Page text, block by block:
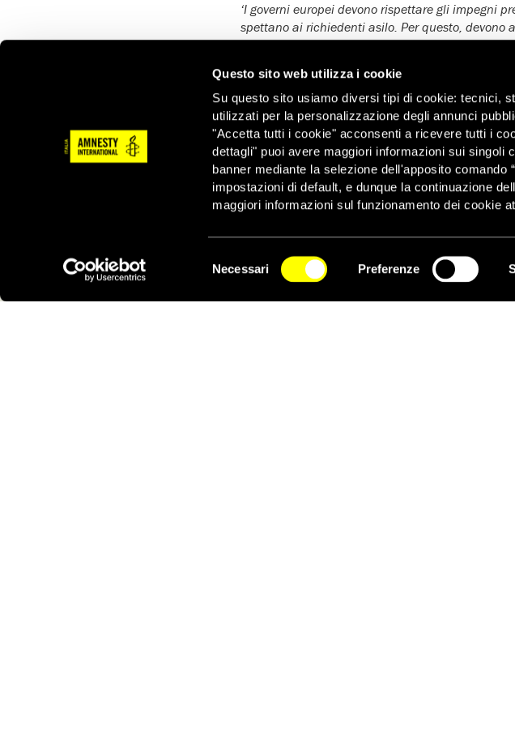
Questo sito web utilizza i cookie
Su questo sito usiamo diversi tipi di cookie: tecnici,
utilizzati per la personalizzazione degli annunci
"Accetta tutti i cookie" acconsenti a ricevere tutti i
dettagli" puoi avere maggiori informazioni sui singoli
banner mediante la selezione dell'apposito comando
impostazioni di default, e dunque la continuazione
maggiori informazioni sul funzionamento dei cookie
del
Necessari Preferenze
‘I governi europei devono rispettare gli impegni
spettano ai richiedenti asilo. Per questo, devono
procedure, garantire visti umanitari e istituire
Per interviste: Amnesty International Italia –
press@amnesty.it
Scarica il rapporto in inglese ‘Abbiamo perso la
SEGUI IL NOSTRO RICERCATORE SUL
NEWSLETTER ISCRIVITI